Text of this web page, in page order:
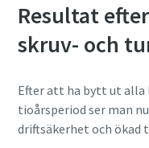
Resultat
skruv- och
Efter att ha bytt ut alla
tioårsperiod ser man
driftsäkerhet och